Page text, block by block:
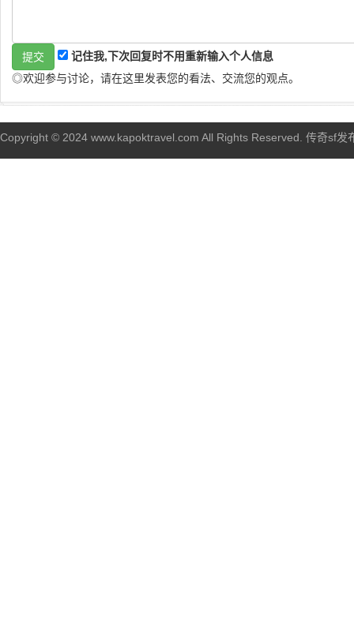
记住我,下次回复时不用重新输入个人信息
◎欢迎参与讨论，请在这里发表您的看法、交流您的观点。
Copyright © 2024 www.kapoktravel.com All Rights Reserved. 传奇sf发